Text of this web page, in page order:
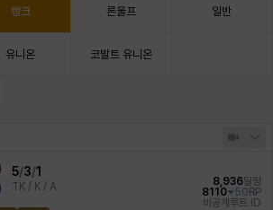
랭크 론울프 일반
유니온 코발트 유니온
5/3/1
TK / K / A 8,936딜량
8110
50 RP
비공개 루트 ID